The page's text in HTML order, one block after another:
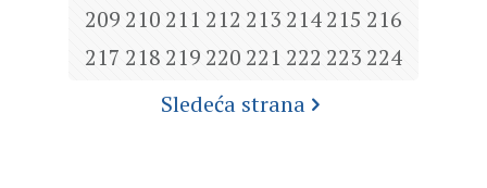
209 210 211 212 213 214215 216
217 218 219 220 221 222 223 224
Sledeća strana